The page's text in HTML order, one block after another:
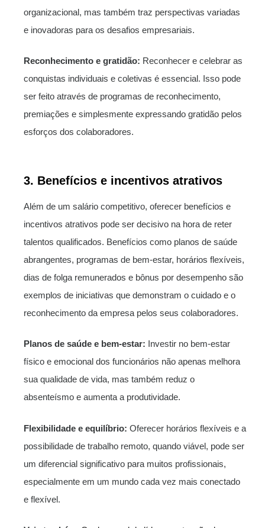
organizacional, mas também traz perspectivas variadas
e inovadoras para os desafios empresariais.
Reconhecimento e gratidão: Reconhecer e celebrar as
conquistas individuais e coletivas é essencial. Isso pode
ser feito através de programas de reconhecimento,
premiações e simplesmente expressando gratidão pelos
esforços dos colaboradores.
3. Benefícios e incentivos atrativos
Além de um salário competitivo, oferecer benefícios e
incentivos atrativos pode ser decisivo na hora de reter
talentos qualificados. Benefícios como planos de saúde
abrangentes, programas de bem-estar, horários flexíveis,
dias de folga remunerados e bônus por desempenho são
exemplos de iniciativas que demonstram o cuidado e o
reconhecimento da empresa pelos seus colaboradores.
Planos de saúde e bem-estar: Investir no bem-estar
físico e emocional dos funcionários não apenas melhora
sua qualidade de vida, mas também reduz o
absenteísmo e aumenta a produtividade.
Flexibilidade e equilíbrio: Oferecer horários flexíveis e a
possibilidade de trabalho remoto, quando viável, pode ser
um diferencial significativo para muitos profissionais,
especialmente em um mundo cada vez mais conectado
e flexível.